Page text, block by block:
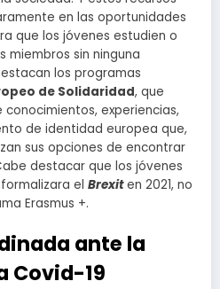
en las oportunidades
que los jóvenes estudien o
miembros sin ninguna
los programas
de Solidaridad, que
experiencias,
de identidad europea que,
sus opciones de encontrar
destacar que los jóvenes
el Brexiten 2021, no
Erasmus +.
ante la
Covid-19